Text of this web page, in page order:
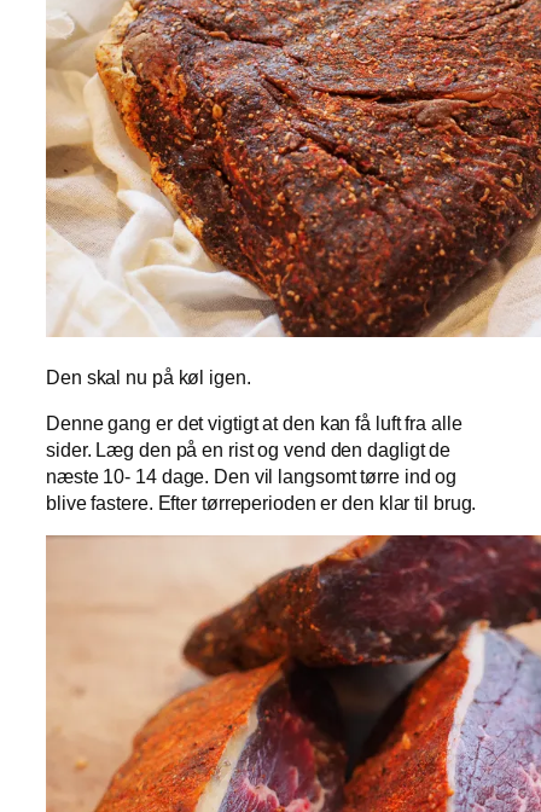
Den skal nu på køl igen.
Denne gang er det vigtigt at den kan få luft fra alle
sider. Læg den på en rist og vend den dagligt de
næste 10- 14 dage. Den vil langsomt tørre ind og
blive fastere. Efter tørreperioden er den klar til brug.